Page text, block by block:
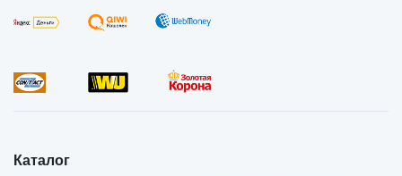
Каталог